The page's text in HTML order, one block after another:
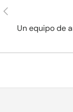
Anterior
Un equipo de